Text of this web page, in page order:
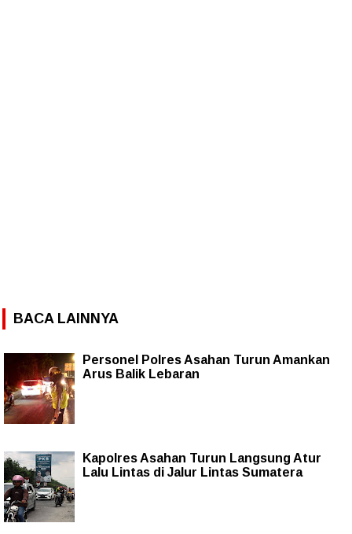
BACA LAINNYA
Personel Polres Asahan Turun Amankan
Arus Balik Lebaran
Kapolres Asahan Turun Langsung Atur
Lalu Lintas di Jalur Lintas Sumatera